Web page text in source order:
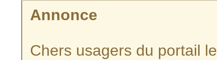
Annonce
Chers usagers du portail